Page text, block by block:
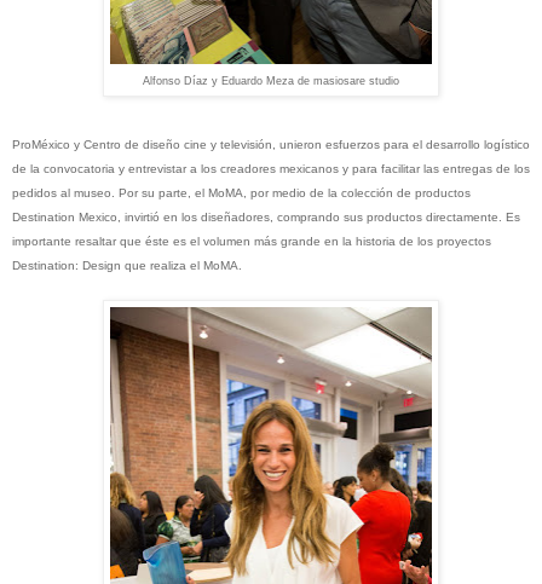
Alfonso Díaz y Eduardo Meza de masiosare studio
ProMéxico y Centro de diseño cine y televisión, unieron esfuerzos para el desarrollo logístico
de la convocatoria y entrevistar a los creadores mexicanos y para facilitar las entregas de los
pedidos al museo. Por su parte, el MoMA, por medio de la colección de productos
Destination Mexico, invirtió en los diseñadores, comprando sus productos directamente. Es
importante resaltar que éste es el volumen más grande en la historia de los proyectos
Destination: Design que realiza el MoMA.